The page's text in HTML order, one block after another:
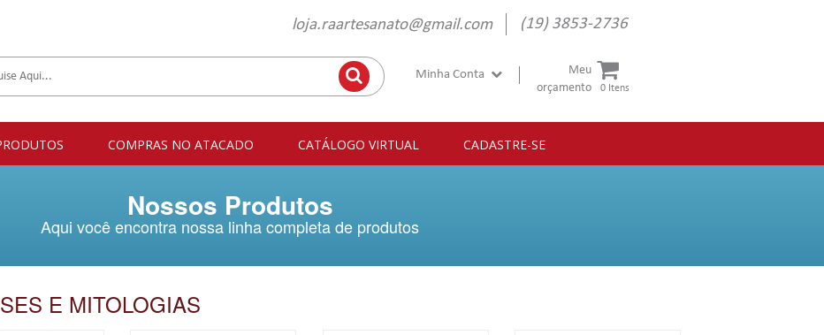
loja.raartesanato@gmail.com (19) 3853-2736
Meu
orçamento
0 Itens
Minha Conta
COMPRAS NO ATACADO CATÁLOGO VIRTUAL
CADASTRE-SE
Nossos Produtos
Aqui você encontra nossa linha completa de produtos
E MITOLOGIAS